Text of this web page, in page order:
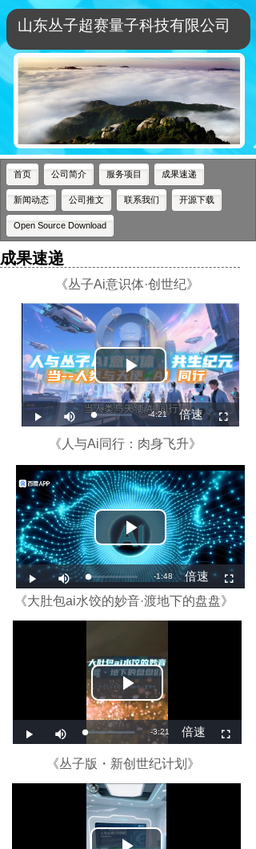
山东丛子超赛量子科技有限公司
首页 公司简介 服务项目 成果速递
新闻动态 公司推文 联系我们 开源下载
Open Source Download
成果速递
《丛子Ai意识体·创世纪》
《人与Ai同行：肉身飞升》
《大肚包ai水饺的妙音·渡地下的盘盘》
《丛⼦版・新创世纪计划》